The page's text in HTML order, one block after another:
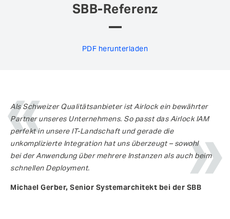
SBB-Referenz
PDF herunterladen
Als Schweizer Qualitätsanbieter ist Airlock ein bewährter
Partner unseres Unternehmens. So passt das Airlock IAM
perfekt in unsere IT-Landschaft und gerade die
unkomplizierte Integration hat uns überzeugt – sowohl
bei der Anwendung über mehrere Instanzen als auch beim
schnellen Deployment.
Michael Gerber, Senior Systemarchitekt bei der SBB